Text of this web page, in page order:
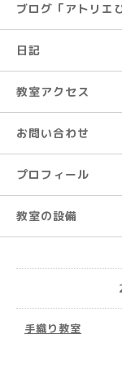
ブログ「アトリエ
日記
教室アクセス
お問い合わせ
プロフィール
教室の設備
手織り教室